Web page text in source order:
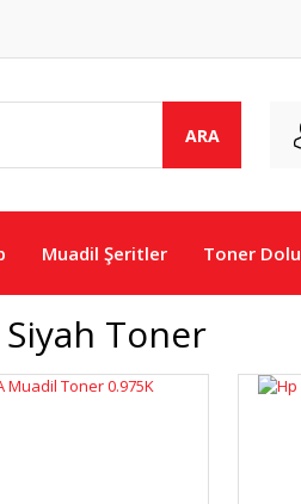
ARA
Muadil Şeritler Toner
Toner